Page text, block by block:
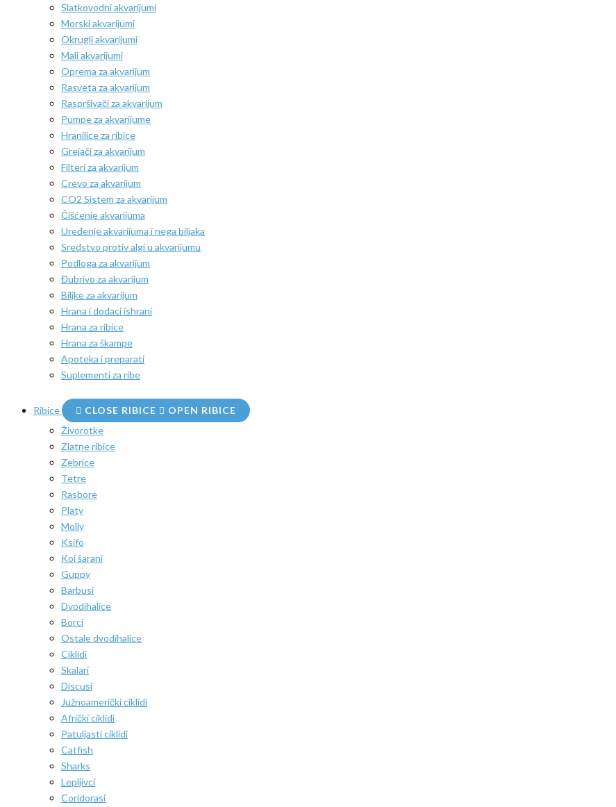
Slatkovodni akvarijumi
Morski akvarijumi
Okrugli akvarijumi
Mali akvarijumi
Oprema za akvarijum
Rasveta za akvarijum
Raspršivači za akvarijum
Pumpe za akvarijume
Hranilice za ribice
Grejači za akvarijum
Filteri za akvarijum
Crevo za akvarijum
CO2 Sistem za akvarijum
Čišćenje akvarijuma
Uređenje akvarijuma i nega biljaka
Sredstvo protiv algi u akvarijumu
Podloga za akvarijum
Đubrivo za akvarijum
Biljke za akvarijum
Hrana i dodaci ishrani
Hrana za ribice
Hrana za škampe
Apoteka i preparati
Suplementi za ribe
Ribice CLOSE RIBICE
OPEN RIBICE
Živorotke
Zlatne ribice
Zebrice
Tetre
Rasbore
Platy
Molly
Ksifo
Koi šarani
Guppy
Barbusi
Dvodihalice
Borci
Ostale dvodihalice
Ciklidi
Skalari
Discusi
Južnoamerički ciklidi
Afrički ciklidi
Patuljasti ciklidi
Catfish
Sharks
Lepljivci
Coridorasi